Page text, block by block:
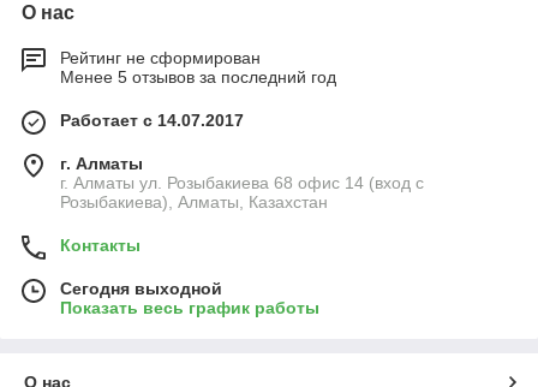
О нас
Рейтинг не сформирован
Менее 5 отзывов за последний год
Работает с 14.07.2017
г. Алматы
г. Алматы ул. Розыбакиева 68 офис 14 (вход с
Розыбакиева), Алматы, Казахстан
Контакты
Сегодня выходной
Показать весь график работы
О нас